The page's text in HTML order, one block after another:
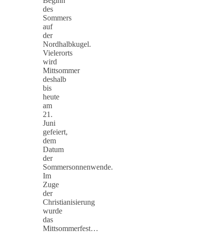
des
Sommers
auf
der
Nordhalbkugel.
Vielerorts
wird
Mittsommer
deshalb
bis
heute
am
21.
Juni
gefeiert,
dem
Datum
der
Sommersonnenwende.
Im
Zuge
der
Christianisierung
wurde
das
Mittsommerfest…